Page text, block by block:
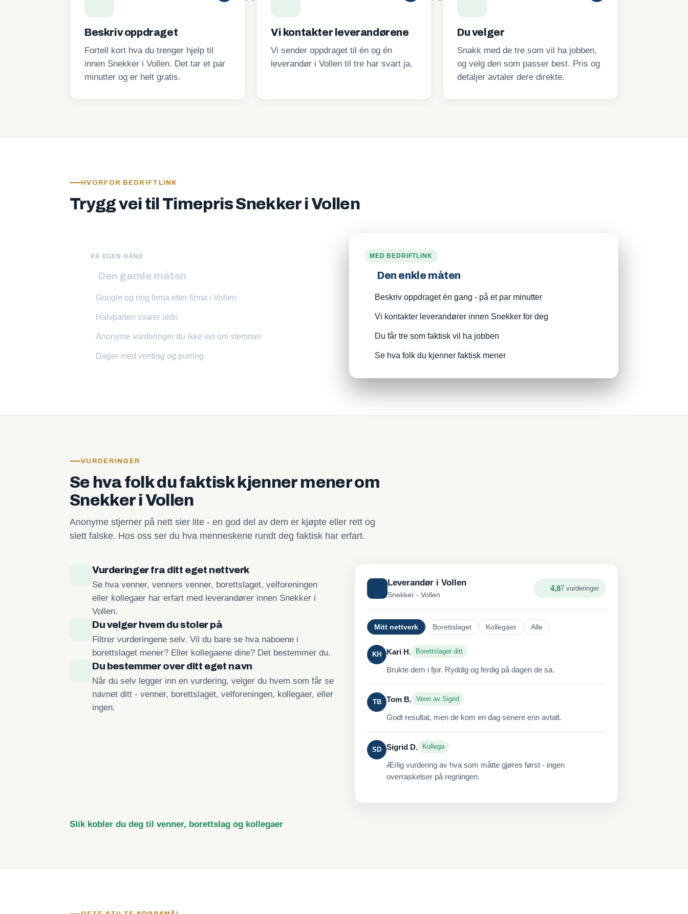
Beskriv oppdraget
Fortell kort hva du trenger hjelp til
innen Snekker i Vollen. Det tar et par
minutter og er helt gratis.
Vi kontakter leverandørene
Vi sender oppdraget til én og én
leverandør i Vollen til tre har svart ja.
Du velger
Snakk med de tre som vil ha jobben,
og velg den som passer best. Pris og
detaljer avtaler dere direkte.
HVORFOR BEDRIFTLINK
Trygg vei til Timepris Snekker i Vollen
PÅ EGEN HÅND
Den gamle måten
Google og ring firma etter firma i Vollen
Halvparten svarer aldri
Anonyme vurderinger du ikke vet om stemmer
Dager med venting og purring
MED BEDRIFTLINK
Den enkle måten
Beskriv oppdraget én gang - på et par minutter
Vi kontakter leverandører innen Snekker for deg
Du får tre som faktisk vil ha jobben
Se hva folk du kjenner faktisk mener
VURDERINGER
Se hva folk du faktisk kjenner mener om
Snekker i Vollen
Anonyme stjerner på nett sier lite - en god del av dem er kjøpte eller rett og
slett falske. Hos oss ser du hva menneskene rundt deg faktisk har erfart.
Vurderinger fra ditt eget nettverk
Se hva venner, venners venner, borettslaget, velforeningen
eller kollegaer har erfart med leverandører innen Snekker i
Vollen.
Du velger hvem du stoler på
Filtrer vurderingene selv. Vil du bare se hva naboene i
borettslaget mener? Eller kollegaene dine? Det bestemmer du.
Du bestemmer over ditt eget navn
Når du selv legger inn en vurdering, velger du hvem som får se
navnet ditt - venner, borettslaget, velforeningen, kollegaer, eller
ingen.
Leverandør i Vollen
Snekker - Vollen
4,87 vurderinger
Mitt nettverk Borettslaget Kollegaer Alle
KH Kari H. Borettslaget ditt
Brukte dem i fjor. Ryddig og ferdig på dagen de sa.
TB Tom B. Venn av Sigrid
Godt resultat, men de kom en dag senere enn avtalt.
SD Sigrid D. Kollega
Ærlig vurdering av hva som måtte gjøres først - ingen
overraskelser på regningen.
Slik kobler du deg til venner, borettslag og kollegaer